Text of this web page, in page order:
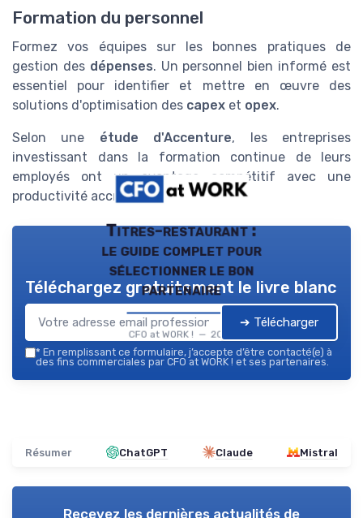
Formation du personnel
Formez vos équipes sur les bonnes pratiques de
gestion des dépenses. Un personnel bien informé est
essentiel pour identifier et mettre en œuvre des
solutions d'optimisation des capex et opex.
Selon une étude d'Accenture, les entreprises
investissant dans la formation continue de leurs
employés ont un avantage compétitif avec une
productivité accrue de17%.
Titres-restaurant :
le guide complet pour
sélectionner le bon
partenaire
CFO at WORK ! — 2026
Téléchargez gratuitement le livre blanc
➔ Télécharger
* En remplissant ce formulaire, j’accepte d’être contacté(e) à
des fins commerciales par CFO at WORK ! et ses partenaires.
Résumer ChatGPT Claude Mistral
Recevez les dernières actualités de